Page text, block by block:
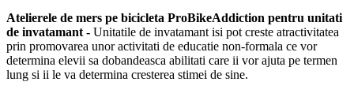
Atelierele de mers pe bicicleta ProBikeAddiction pentru unitati
de invatamant - Unitatile de invatamant isi pot creste atractivitatea
prin promovarea unor activitati de educatie non-formala ce vor
determina elevii sa dobandeasca abilitati care ii vor ajuta pe termen
lung si ii le va determina cresterea stimei de sine.